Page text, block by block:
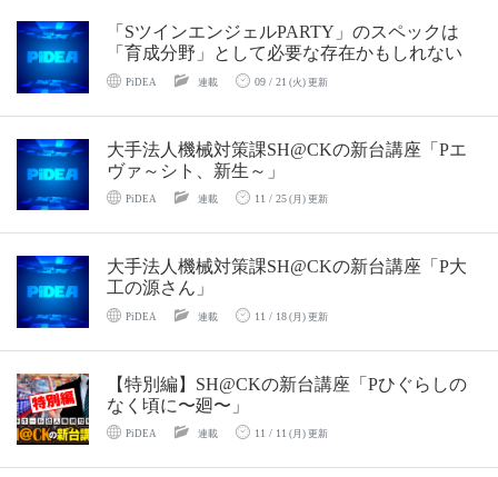
「SツインエンジェルPARTY」のスペックは
「育成分野」として必要な存在かもしれない
PiDEA 連載 09 / 21 (火) 更新
大手法人機械対策課SH@CKの新台講座「Pエ
ヴァ～シト、新生～」
PiDEA 連載 11 / 25(月) 更新
大手法人機械対策課SH@CKの新台講座「P大
工の源さん」
PiDEA 連載 11 / 18(月) 更新
【特別編】SH@CKの新台講座「Pひぐらしの
なく頃に〜廻〜」
PiDEA 連載 11 / 11 (月) 更新